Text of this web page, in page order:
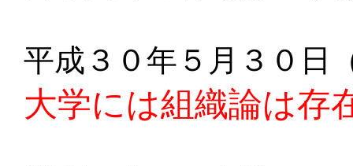
平成３０年５月３０日
大学には組織論は存